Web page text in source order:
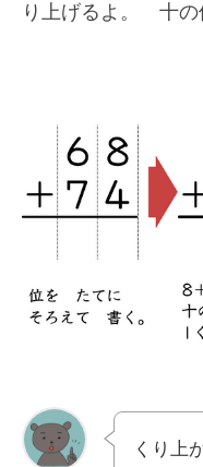
り上げるよ。 十の
くり上